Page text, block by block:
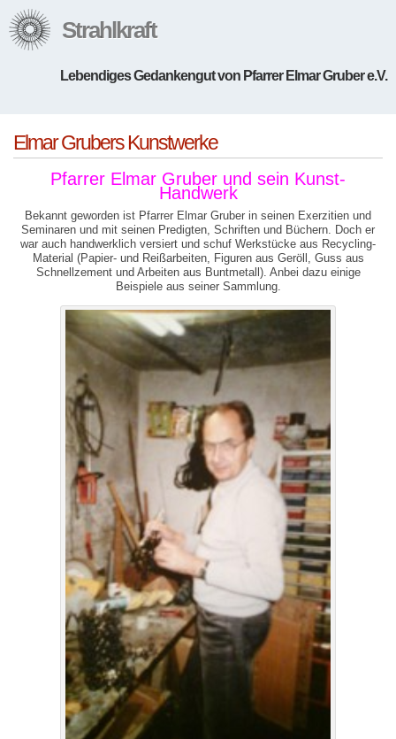
Strahlkraft
Lebendiges Gedankengut von Pfarrer Elmar Gruber e.V.
Elmar Grubers Kunstwerke
Pfarrer Elmar Gruber und sein Kunst-
Handwerk
Bekannt geworden ist Pfarrer Elmar Gruber in seinen Exerzitien und
Seminaren und mit seinen Predigten, Schriften und Büchern. Doch er
war auch handwerklich versiert und schuf Werkstücke aus Recycling-
Material (Papier- und Reißarbeiten, Figuren aus Geröll, Guss aus
Schnellzement und Arbeiten aus Buntmetall). Anbei dazu einige
Beispiele aus seiner Sammlung.